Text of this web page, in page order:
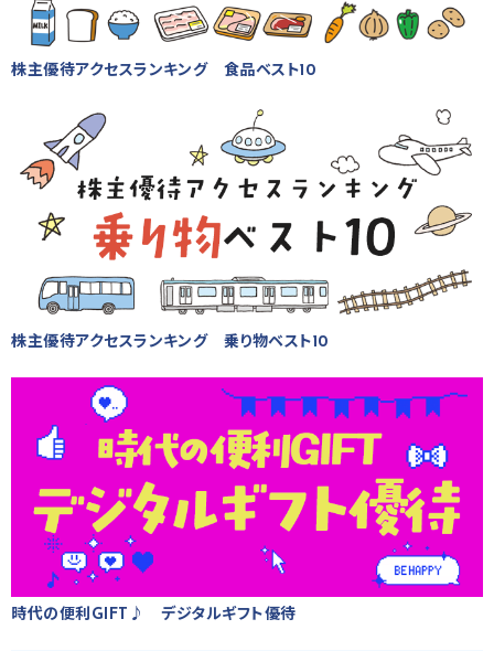
株主優待アクセスランキング 食品ベスト10
株主優待アクセスランキング 乗り物ベスト10
時代の便利GIFT♪ デジタルギフト優待